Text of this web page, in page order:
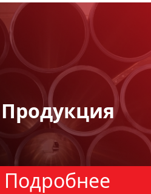
Продукция
Подробнее